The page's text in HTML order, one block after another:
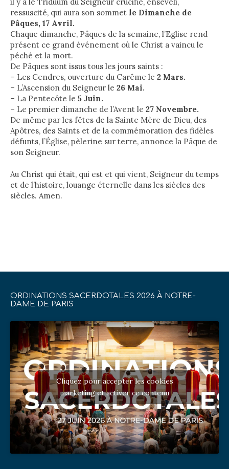
ressuscité, qui aura son sommet le Dimanche de
Pâques, 17 Avril.
Chaque dimanche, Pâques de la semaine, l’Eglise rend
présent ce grand événement où le Christ a vaincu le
péché et la mort.
De Pâques sont issus tous les jours saints :
– Les Cendres, ouverture du Carême le 2 Mars.
– L’Ascension du Seigneur le 26 Mai.
– La Pentecôte le 5 Juin.
– Le premier dimanche de l’Avent le 27 Novembre.
De même par les fêtes de la Sainte Mère de Dieu, des
Apôtres, des Saints et de la commémoration des fidèles
défunts, l’Église, pèlerine sur terre, annonce la Pâque de
son Seigneur.
Au Christ qui était, qui est et qui vient, Seigneur du temps
et de l’histoire, louange éternelle dans les siècles des
siècles. Amen.
ORDINATIONS SACERDOTALES 2026 À NOTRE-
DAME DE PARIS
Cliquez pour accepter les cookies
marketing et activer ce contenu